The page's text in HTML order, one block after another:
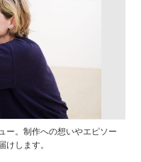
ー。制作への想いやエピソー
します。